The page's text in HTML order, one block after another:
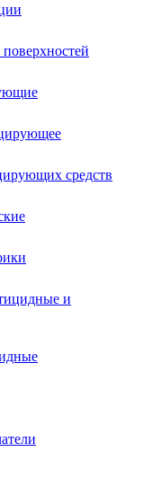
средств
и